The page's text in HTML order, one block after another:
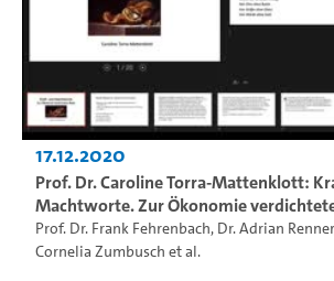
17.12.2020
Prof. Dr. Caroline Torra-Mattenklott:
Machtworte. Zur Ökonomie
Prof. Dr. Frank Fehrenbach, Dr. Adrian Renner
Cornelia Zumbusch et al.